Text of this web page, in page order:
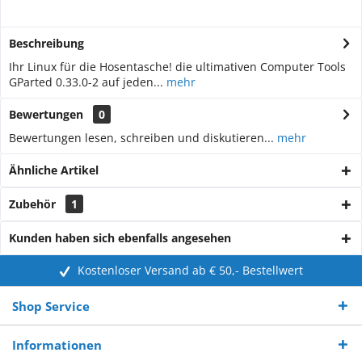
Beschreibung
Ihr Linux für die Hosentasche! die ultimativen Computer Tools
GParted 0.33.0-2 auf jeden... mehr
Bewertungen
0
Bewertungen lesen, schreiben und diskutieren... mehr
Ähnliche Artikel
Zubehör 1
Kunden haben sich ebenfalls angesehen
Kostenloser Versand ab € 50,- Bestellwert
Shop Service
Informationen